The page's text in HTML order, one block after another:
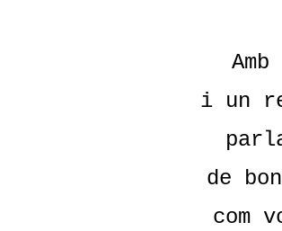
i un
de
com